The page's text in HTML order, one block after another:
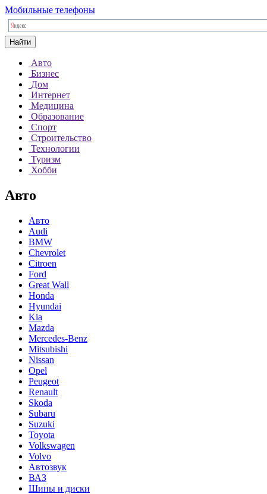
Мобильные телефоны
Найти
Авто
Бизнес
Дом
Интернет
Медицина
Образование
Спорт
Строительство
Технологии
Туризм
Хобби
Авто
Авто
Audi
BMW
Chevrolet
Citroen
Ford
Great Wall
Honda
Hyundai
Kia
Mazda
Mercedes-Benz
Mitsubishi
Nissan
Opel
Peugeot
Renault
Skoda
Subaru
Suzuki
Toyota
Volkswagen
Volvo
Автозвук
ВАЗ
Шины и диски